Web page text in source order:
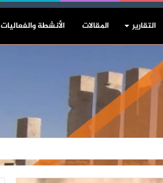
التقارير المقالات الأنشطة والفعاليات